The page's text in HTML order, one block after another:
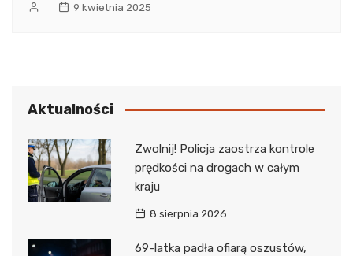
9 kwietnia 2025
Aktualności
Zwolnij! Policja zaostrza kontrole
prędkości na drogach w całym
kraju
8 sierpnia 2026
69-latka padła ofiarą oszustów,